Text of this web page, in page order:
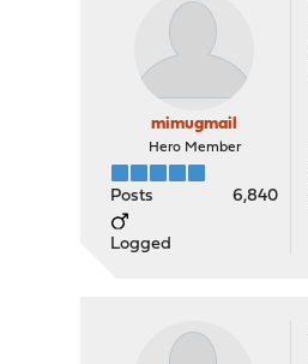
mimugmail
Hero Member
Posts 6,840
Logged